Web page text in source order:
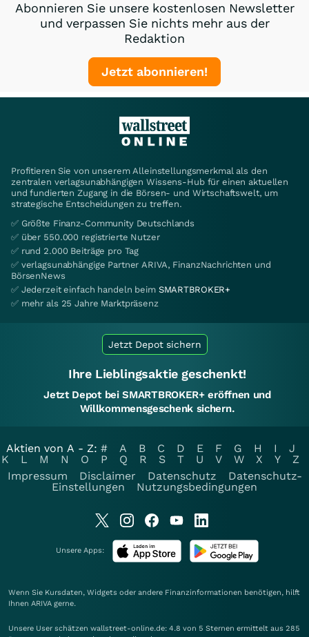
Abonnieren Sie unsere kostenlosen Newsletter
und verpassen Sie nichts mehr aus der
Redaktion
Jetzt abonnieren!
Profitieren Sie von unserem Alleinstellungsmerkmal als den
zentralen verlagsunabhängigen Wissens-Hub für einen aktuellen
und fundierten Zugang in die Börsen- und Wirtschaftswelt, um
strategische Entscheidungen zu treffen.
✅ Größte Finanz-Community Deutschlands
✅ über 550.000 registrierte Nutzer
✅ rund 2.000 Beiträge pro Tag
✅ verlagsunabhängige Partner ARIVA, FinanzNachrichten und
BörsenNews
✅ Jederzeit einfach handeln beim SMARTBROKER+
✅ mehr als 25 Jahre Marktpräsenz
Jetzt Depot sichern
Ihre Lieblingsaktie geschenkt!
Jetzt Depot bei SMARTBROKER+ eröffnen und
Willkommensgeschenk sichern.
Aktien von A - Z: # A B C D E F G H I
J
K
L M N O P Q R S T U V W X Y
Z
Impressum
Disclaimer Datenschutz
Datenschutz-
Einstellungen
Nutzungsbedingungen
Unsere Apps:
Wenn Sie Kursdaten, Widgets oder andere Finanzinformationen benötigen, hilft
Ihnen ARIVA gerne.
Unsere User schätzen wallstreet-online.de: 4.8 von 5 Sternen ermittelt aus 285